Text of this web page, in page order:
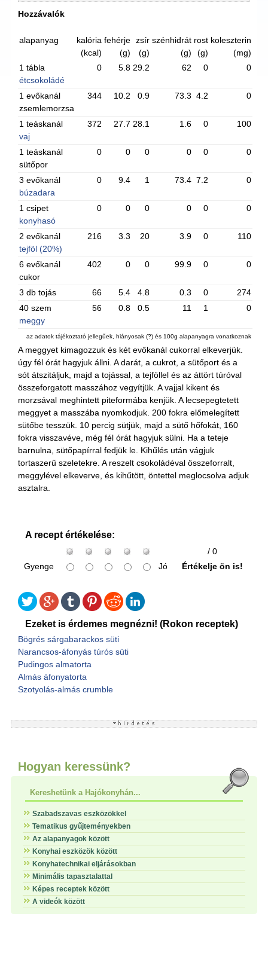
Hozzávalók
alapanyag
kalória
(kcal)
fehérje
(g)
zsír
(g)
szénhidrát
(g)
rost
(g)
koleszterin
(mg)
1 tábla
étcsokoládé
0 5.8 29.2 62 0 0
1 evőkanál
zsemlemorzsa
344 10.2 0.9 73.3 4.2 0
1 teáskanál
vaj
372 27.7 28.1 1.6 0 100
1 teáskanál
sütőpor
0 0 0 0 0 0
3 evőkanál
búzadara
0 9.4 1 73.4 7.2 0
1 csipet
konyhasó
0 0 0 0 0 0
2 evőkanál
tejföl (20%)
216 3.3 20 3.9 0 110
6 evőkanál
cukor
402 0 0 99.9 0 0
3 db tojás 66 5.4 4.8 0.3 0
274
40 szem
meggy
56 0.8 0.5 11 1 0
az adatok tájékoztató jellegűek, hiányosak (?) és 100g alapanyagra vonatkoznak
A meggyet kimagozzuk és két evőkanál cukorral elkeverjük.
úgy fél órát hagyjuk állni. A darát, a cukrot, a sütőport és a
sót átszitáljuk, majd a tojással, a tejföllel és az áttört túróval
összeforgatott masszához vegyítjük. A vajjal kikent és
morzsával meghintett piteformába kenjük. A lecsepegtetett
meggyet a masszába nyomkodjuk. 200 fokra előmelegített
sütőbe tesszük. 10 percig sütjük, majd a sütő hőfokát, 160
fokra visszavéve, még fél órát hagyjuk sülni. Ha a teteje
barnulna, sütőpapírral fedjük le. Kihűlés után vágjuk
tortaszerű szeletekre. A reszelt csokoládéval összeforralt,
meggylével elkeverve, és kihűtött, öntettel meglocsolva adjuk
asztalra.
A recept értékelése:
/ 0
Gyenge
Jó Értékelje ön is!
Ezeket is érdemes megnézni! (Rokon receptek)
Bögrés sárgabarackos süti
Narancsos-áfonyás túrós süti
Pudingos almatorta
Almás áfonyatorta
Szotyolás-almás crumble
Hogyan keressünk?
Kereshetünk a Hajókonyhán...
Szabadszavas eszközökkel
Tematikus gyűjteményekben
Az alapanyagok között
Konyhai eszközök között
Konyhatechnikai eljárásokban
Minimális tapasztalattal
Képes receptek között
A videók között